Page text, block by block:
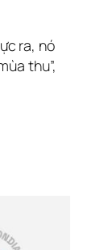
ra, nó
thu”,